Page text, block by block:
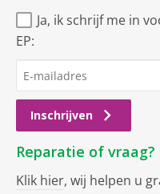
Ja, ik schrijf me in
EP:
Inschrijven
Reparatie of vraag?
Klik hier, wij helpen u